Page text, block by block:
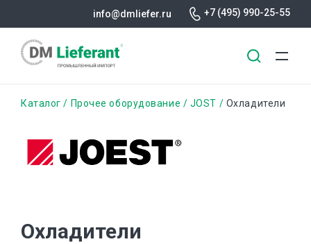
содержанию
info@dmliefer.ru +7 (495) 990-25-55
Строка
навигации
Каталог Прочее оборудование JOST Охладители
Охладители